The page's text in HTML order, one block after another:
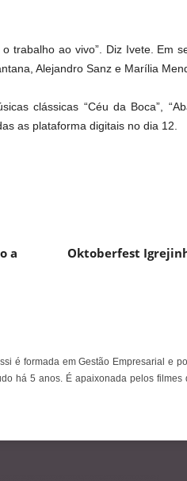
trabalho ao vivo”. Diz Ivete. Em
Alejandro Sanz e Marília
clássicas “Céu da Boca”,
as plataforma digitais no dia 12.
a
Oktoberfest
é formada em Gestão Empresarial e
há 5 anos. É apaixonada pelos